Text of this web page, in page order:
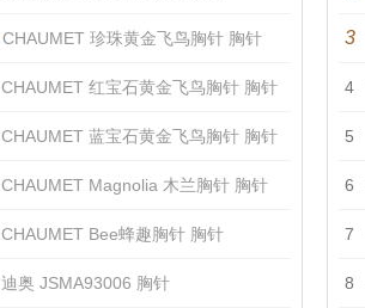
CHAUMET 珍珠黄金飞鸟胸针 胸针
CHAUMET 红宝石黄金飞鸟胸针 胸针
CHAUMET 蓝宝石黄金飞鸟胸针 胸针
CHAUMET Magnolia 木兰胸针 胸针
CHAUMET Bee蜂趣胸针 胸针
迪奥 JSMA93006 胸针
3
4
5
6
7
8